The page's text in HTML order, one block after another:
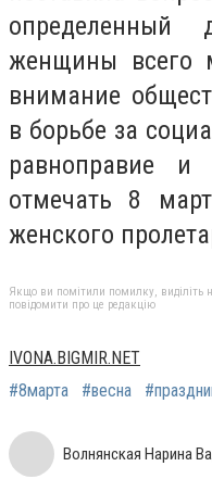
женщины всего
внимание
в борьбе за
равноправие и
отмечать 8
женского
Якщо ви помітили помилку, виділіть
повідомити про це редакцію
IVONA.BIGMIR.NET
#8марта
#весна
Волнянская Нарина